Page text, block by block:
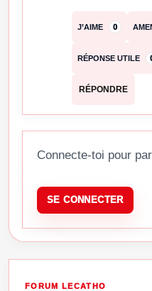
J’AIME 0
RÉPONSE UTILE
RÉPONDRE
Connecte-toi pour
SE CONNECTER
FORUM LECATHO